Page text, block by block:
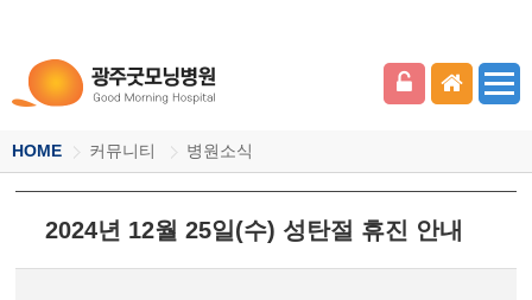
HOME 커뮤니티 병원소식
2024년 12월 25일(수) 성탄절 휴진 안내